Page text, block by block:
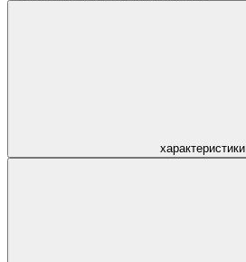
характеристики